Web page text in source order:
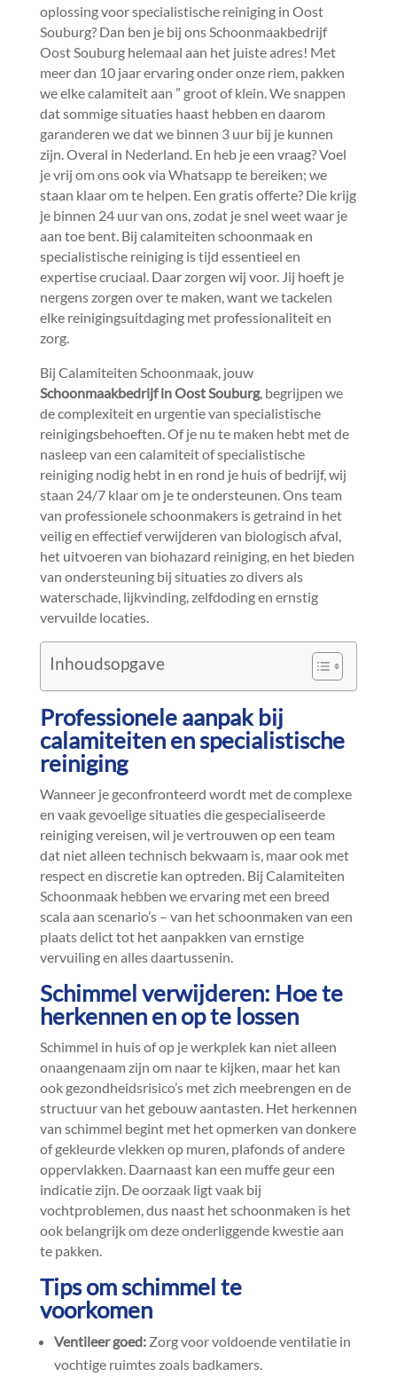
oplossing voor specialistische reiniging in Oost
Souburg? Dan ben je bij ons Schoonmaakbedrijf
Oost Souburg helemaal aan het juiste adres! Met
meer dan 10 jaar ervaring onder onze riem, pakken
we elke calamiteit aan ” groot of klein.​ We snappen
dat sommige situaties haast hebben en daarom
garanderen we dat we binnen 3 uur bij je kunnen
zijn.​ Overal in Nederland.​ En heb je een vraag? Voel
je vrij om ons ook via Whatsapp te bereiken; we
staan klaar om te helpen.​ Een gratis offerte? Die krijg
je binnen 24 uur van ons, zodat je snel weet waar je
aan toe bent.​ Bij calamiteiten schoonmaak en
specialistische reiniging is tijd essentieel en
expertise cruciaal.​ Daar zorgen wij voor.​ Jij hoeft je
nergens zorgen over te maken, want we tackelen
elke reinigingsuitdaging met professionaliteit en
zorg.​
Bij Calamiteiten Schoonmaak, jouw
Schoonmaakbedrijf in Oost Souburg, begrijpen we
de complexiteit en urgentie van specialistische
reinigingsbehoeften.​ Of je nu te maken hebt met de
nasleep van een calamiteit of specialistische
reiniging nodig hebt in en rond je huis of bedrijf, wij
staan 24/7 klaar om je te ondersteunen.​ Ons team
van professionele schoonmakers is getraind in het
veilig en effectief verwijderen van biologisch afval,
het uitvoeren van biohazard reiniging, en het bieden
van ondersteuning bij situaties zo divers als
waterschade, lijkvinding, zelfdoding en ernstig
vervuilde locaties.​
Inhoudsopgave
Professionele aanpak bij
calamiteiten en specialistische
reiniging
Wanneer je geconfronteerd wordt met de complexe
en vaak gevoelige situaties die gespecialiseerde
reiniging vereisen, wil je vertrouwen op een team
dat niet alleen technisch bekwaam is, maar ook met
respect en discretie kan optreden.​ Bij Calamiteiten
Schoonmaak hebben we ervaring met een breed
scala aan scenario’s – van het schoonmaken van een
plaats delict tot het aanpakken van ernstige
vervuiling en alles daartussenin.​
Schimmel verwijderen: Hoe te
herkennen en op te lossen
Schimmel in huis of op je werkplek kan niet alleen
onaangenaam zijn om naar te kijken, maar het kan
ook gezondheidsrisico’s met zich meebrengen en de
structuur van het gebouw aantasten.​ Het herkennen
van schimmel begint met het opmerken van donkere
of gekleurde vlekken op muren, plafonds of andere
oppervlakken.​ Daarnaast kan een muffe geur een
indicatie zijn.​ De oorzaak ligt vaak bij
vochtproblemen, dus naast het schoonmaken is het
ook belangrijk om deze onderliggende kwestie aan
te pakken.​
Tips om schimmel te
voorkomen
Ventileer goed:Zorg voor voldoende ventilatie in
vochtige ruimtes zoals badkamers.​